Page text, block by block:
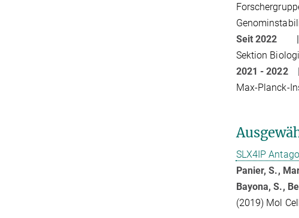
Seit 2022
Sektion
2021 -
Max-Planck-
SLX4IP
Panier, S.,
Bayona, S.,
(2019) Mol